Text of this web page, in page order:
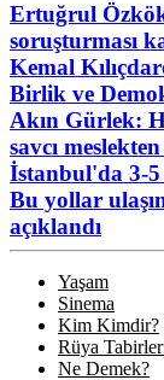
Ertuğrul
soruşturması
Kemal
Birlik ve
Akın Gürlek:
savcı meslekten
İstanbul'da 3-5
Bu yollar
açıklandı
Yaşam
Sinema
Kim Kimdir?
Rüya
Ne Demek?